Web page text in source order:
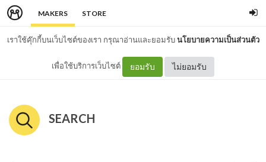
MAKERS STORE
เราใช้คุ๊กกี้บนเว็บไซต์ของเรา กรุณาอ่านและยอมรับนโยบายความเป็นส่วนตัว
เพื่อใช้บริการเว็บไซต์ ยอมรับ ไม่ยอมรับ
SEARCH